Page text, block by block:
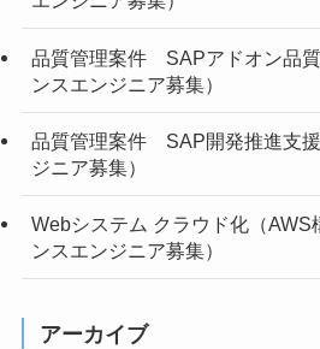
品質管理案件 SAPアドオン品
ンスエンジニア募集）
品質管理案件 SAP開発推進支
ジニア募集）
Webシステム クラウド化（AWS
ンスエンジニア募集）
アーカイブ